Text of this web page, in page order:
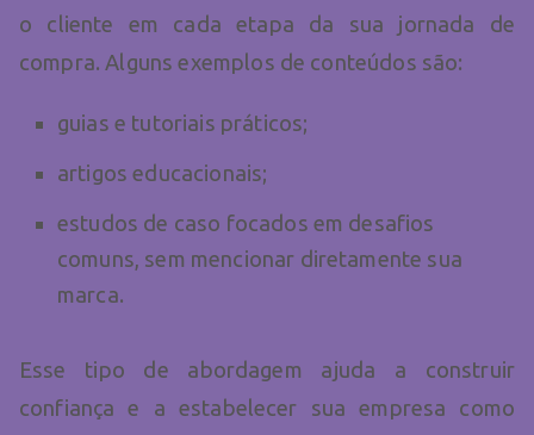
o cliente em cada etapa da sua jornada de
compra. Alguns exemplos de conteúdos são:
guias e tutoriais práticos;
artigos educacionais;
estudos de caso focados em desafios
comuns, sem mencionar diretamente sua
marca.
Esse tipo de abordagem ajuda a construir
confiança e a estabelecer sua empresa como